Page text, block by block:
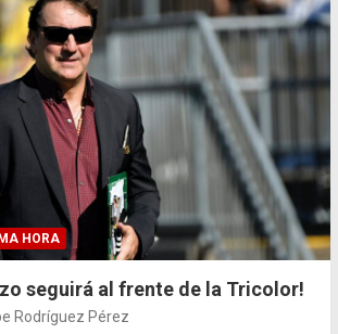
HORA
seguirá al frente de la Tricolor!
Rodríguez Pérez